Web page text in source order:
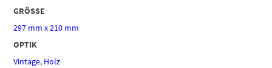
GRÖSSE
297 mm x 210 mm
OPTIK
Vintage, Holz